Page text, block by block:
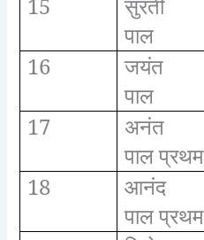
15
सुरती
पाल
16
जयंत
पाल
17
अनंत
पाल प्रथम
18
आनंद
पाल प्रथम